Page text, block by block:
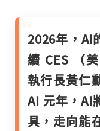
2026年，AI
續 CES （
執行長黃仁
AI 元年，AI
具，走向能